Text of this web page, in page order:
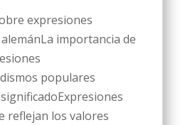
expresiones
importancia de
populares
reflejan los valores